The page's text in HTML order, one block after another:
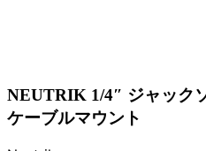
NEUTRIK 1/4″ ジャック
ケーブルマウント